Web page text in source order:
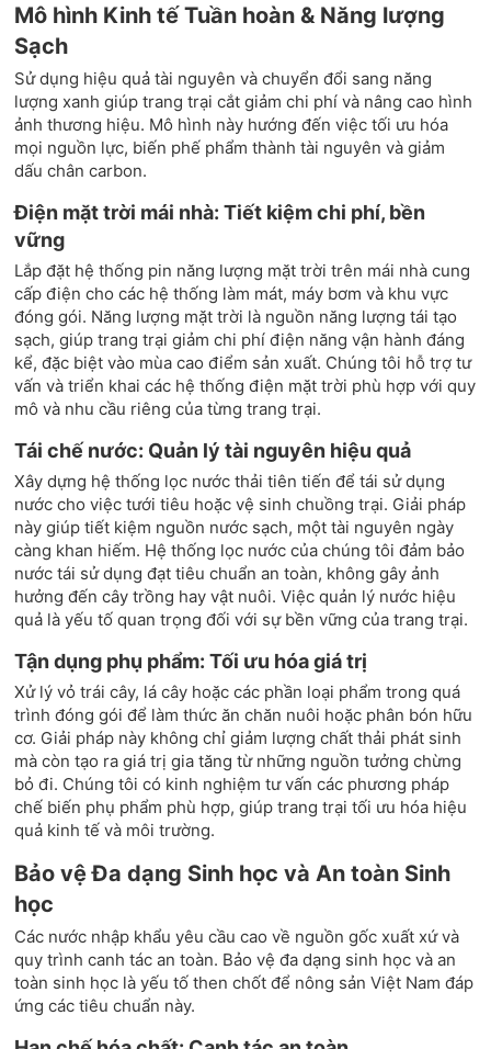
Mô hình Kinh tế Tuần hoàn & Năng lượng
Sạch
Sử dụng hiệu quả tài nguyên và chuyển đổi sang năng
lượng xanh giúp trang trại cắt giảm chi phí và nâng cao hình
ảnh thương hiệu. Mô hình này hướng đến việc tối ưu hóa
mọi nguồn lực, biến phế phẩm thành tài nguyên và giảm
dấu chân carbon.
Điện mặt trời mái nhà: Tiết kiệm chi phí, bền
vững
Lắp đặt hệ thống pin năng lượng mặt trời trên mái nhà cung
cấp điện cho các hệ thống làm mát, máy bơm và khu vực
đóng gói. Năng lượng mặt trời là nguồn năng lượng tái tạo
sạch, giúp trang trại giảm chi phí điện năng vận hành đáng
kể, đặc biệt vào mùa cao điểm sản xuất. Chúng tôi hỗ trợ tư
vấn và triển khai các hệ thống điện mặt trời phù hợp với quy
mô và nhu cầu riêng của từng trang trại.
Tái chế nước: Quản lý tài nguyên hiệu quả
Xây dựng hệ thống lọc nước thải tiên tiến để tái sử dụng
nước cho việc tưới tiêu hoặc vệ sinh chuồng trại. Giải pháp
này giúp tiết kiệm nguồn nước sạch, một tài nguyên ngày
càng khan hiếm. Hệ thống lọc nước của chúng tôi đảm bảo
nước tái sử dụng đạt tiêu chuẩn an toàn, không gây ảnh
hưởng đến cây trồng hay vật nuôi. Việc quản lý nước hiệu
quả là yếu tố quan trọng đối với sự bền vững của trang trại.
Tận dụng phụ phẩm: Tối ưu hóa giá trị
Xử lý vỏ trái cây, lá cây hoặc các phần loại phẩm trong quá
trình đóng gói để làm thức ăn chăn nuôi hoặc phân bón hữu
cơ. Giải pháp này không chỉ giảm lượng chất thải phát sinh
mà còn tạo ra giá trị gia tăng từ những nguồn tưởng chừng
bỏ đi. Chúng tôi có kinh nghiệm tư vấn các phương pháp
chế biến phụ phẩm phù hợp, giúp trang trại tối ưu hóa hiệu
quả kinh tế và môi trường.
Bảo vệ Đa dạng Sinh học và An toàn Sinh
học
Các nước nhập khẩu yêu cầu cao về nguồn gốc xuất xứ và
quy trình canh tác an toàn. Bảo vệ đa dạng sinh học và an
toàn sinh học là yếu tố then chốt để nông sản Việt Nam đáp
ứng các tiêu chuẩn này.